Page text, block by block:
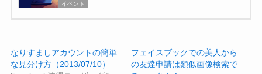
イベント
なりすましアカウントの簡単
な見分け方（2013/07/10）
フェイスブックでの美人から
の友達申請は類似画像検索で